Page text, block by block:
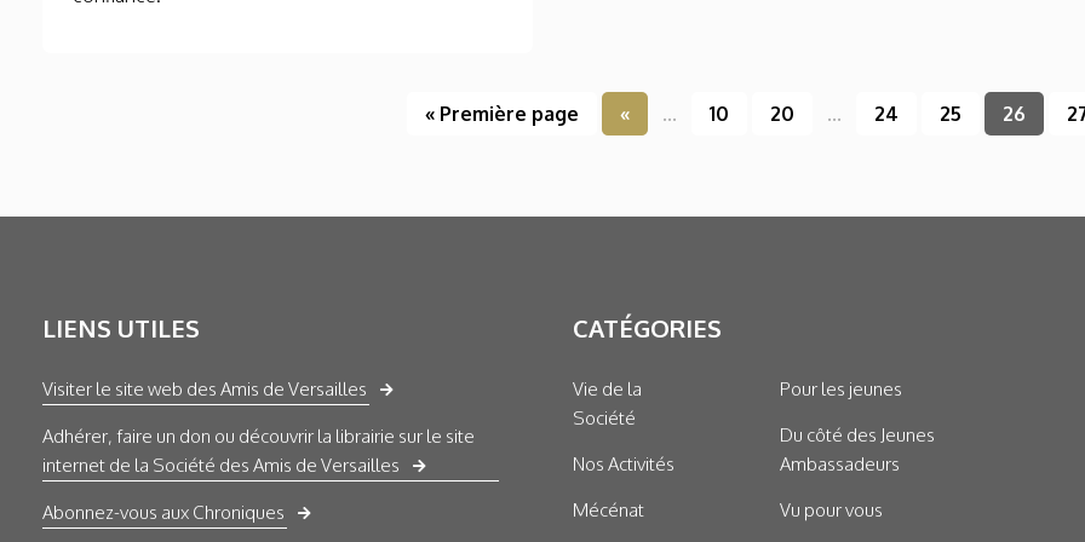
« Première page « ... 10 20 ... 24 25 26
LIENS UTILES
Visiter le site web des Amis de Versailles
Adhérer, faire un don ou découvrir la librairie sur le site
internet de la Société des Amis de Versailles
Abonnez-vous aux Chroniques
CATÉGORIES
Vie de la
Société
Nos Activités
Mécénat
Pour les jeunes
Du côté des Jeunes
Ambassadeurs
Vu pour vous